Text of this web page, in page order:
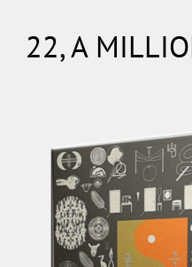
22, A